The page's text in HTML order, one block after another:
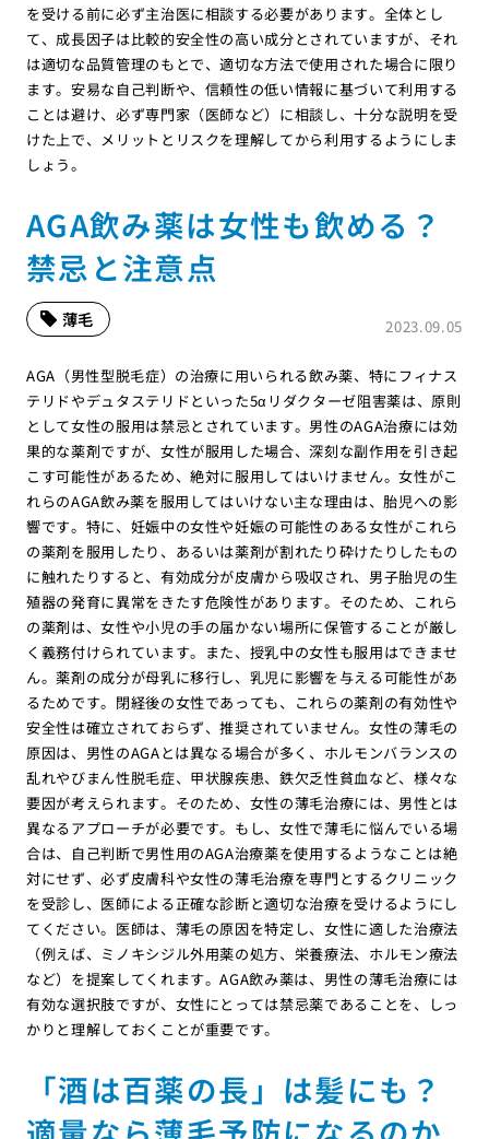
を受ける前に必ず主治医に相談する必要があります。全体とし
て、成長因子は比較的安全性の高い成分とされていますが、それ
は適切な品質管理のもとで、適切な方法で使用された場合に限り
ます。安易な自己判断や、信頼性の低い情報に基づいて利用する
ことは避け、必ず専門家（医師など）に相談し、十分な説明を受
けた上で、メリットとリスクを理解してから利用するようにしま
しょう。
AGA飲み薬は女性も飲める？
禁忌と注意点
2023.09.05
薄毛
AGA（男性型脱毛症）の治療に用いられる飲み薬、特にフィナス
テリドやデュタステリドといった5αリダクターゼ阻害薬は、原則
として女性の服用は禁忌とされています。男性のAGA治療には効
果的な薬剤ですが、女性が服用した場合、深刻な副作用を引き起
こす可能性があるため、絶対に服用してはいけません。女性がこ
れらのAGA飲み薬を服用してはいけない主な理由は、胎児への影
響です。特に、妊娠中の女性や妊娠の可能性のある女性がこれら
の薬剤を服用したり、あるいは薬剤が割れたり砕けたりしたもの
に触れたりすると、有効成分が皮膚から吸収され、男子胎児の生
殖器の発育に異常をきたす危険性があります。そのため、これら
の薬剤は、女性や小児の手の届かない場所に保管することが厳し
く義務付けられています。また、授乳中の女性も服用はできませ
ん。薬剤の成分が母乳に移行し、乳児に影響を与える可能性があ
るためです。閉経後の女性であっても、これらの薬剤の有効性や
安全性は確立されておらず、推奨されていません。女性の薄毛の
原因は、男性のAGAとは異なる場合が多く、ホルモンバランスの
乱れやびまん性脱毛症、甲状腺疾患、鉄欠乏性貧血など、様々な
要因が考えられます。そのため、女性の薄毛治療には、男性とは
異なるアプローチが必要です。もし、女性で薄毛に悩んでいる場
合は、自己判断で男性用のAGA治療薬を使用するようなことは絶
対にせず、必ず皮膚科や女性の薄毛治療を専門とするクリニック
を受診し、医師による正確な診断と適切な治療を受けるようにし
てください。医師は、薄毛の原因を特定し、女性に適した治療法
（例えば、ミノキシジル外用薬の処方、栄養療法、ホルモン療法
など）を提案してくれます。AGA飲み薬は、男性の薄毛治療には
有効な選択肢ですが、女性にとっては禁忌薬であることを、しっ
かりと理解しておくことが重要です。
「酒は百薬の長」は髪にも？